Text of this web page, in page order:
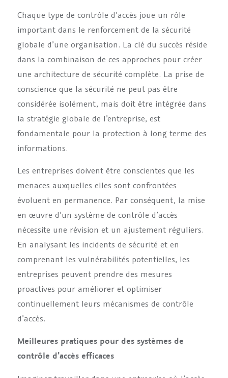
Chaque type de contrôle d’accès joue un rôle
important dans le renforcement de la sécurité
globale d’une organisation. La clé du succès réside
dans la combinaison de ces approches pour créer
une architecture de sécurité complète. La prise de
conscience que la sécurité ne peut pas être
considérée isolément, mais doit être intégrée dans
la stratégie globale de l’entreprise, est
fondamentale pour la protection à long terme des
informations.
Les entreprises doivent être conscientes que les
menaces auxquelles elles sont confrontées
évoluent en permanence. Par conséquent, la mise
en œuvre d’un système de contrôle d’accès
nécessite une révision et un ajustement réguliers.
En analysant les incidents de sécurité et en
comprenant les vulnérabilités potentielles, les
entreprises peuvent prendre des mesures
proactives pour améliorer et optimiser
continuellement leurs mécanismes de contrôle
d’accès.
Meilleures pratiques pour des systèmes de
contrôle d’accès efficaces